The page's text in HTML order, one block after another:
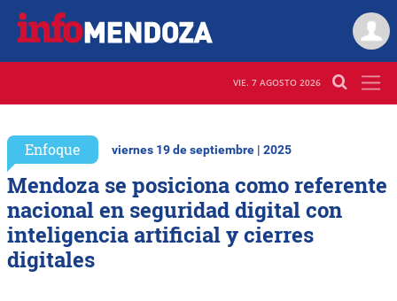
VIE. 7 AGOSTO 2026
Enfoque viernes 19 de septiembre | 2025
Mendoza se posiciona como referente
nacional en seguridad digital con
inteligencia artificial y cierres
digitales